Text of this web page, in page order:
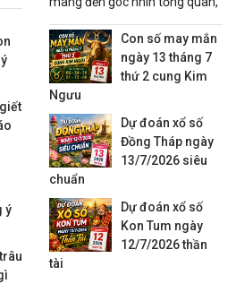
ý
nhận định đáng quan tâm
Con số may mắn
ngày 13 tháng 7
thứ 2 cung Kim
Ngưu
Dự đoán xổ số
Đồng Tháp ngày
13/7/2026 siêu
chuẩn
Dự đoán xổ số
Kon Tum ngày
12/7/2026 thần
tài